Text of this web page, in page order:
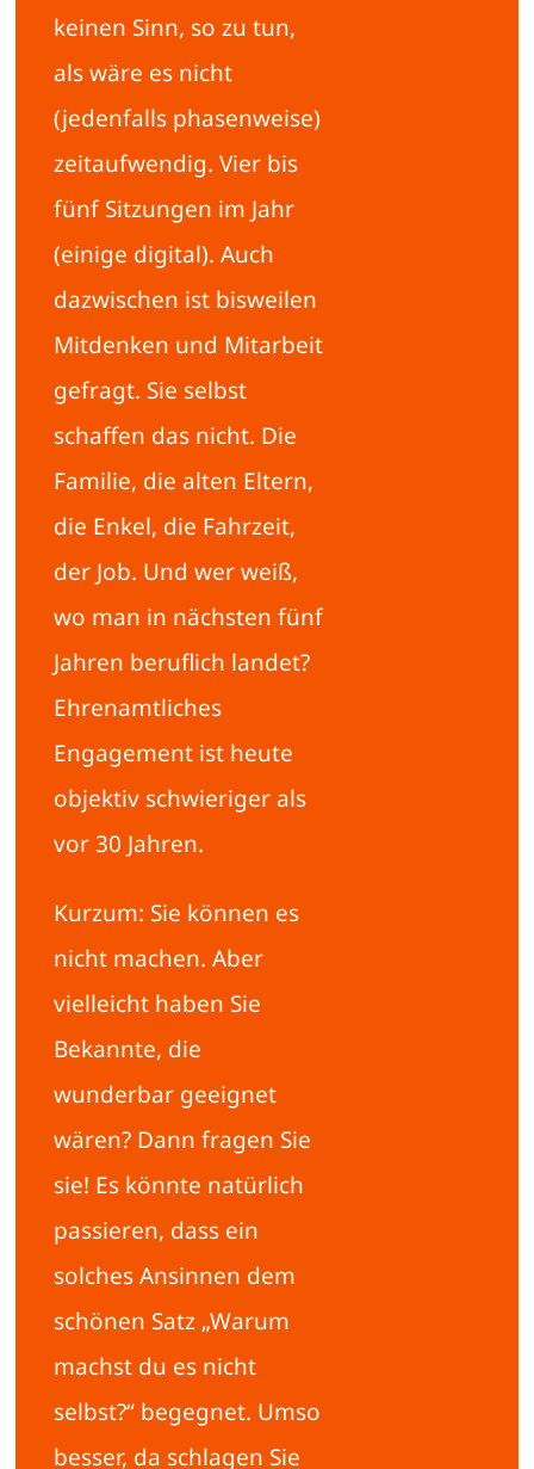
keinen Sinn, so zu tun,
als wäre es nicht
(jedenfalls phasenweise)
zeitaufwendig. Vier bis
fünf Sitzungen im Jahr
(einige digital). Auch
dazwischen ist bisweilen
Mitdenken und Mitarbeit
gefragt. Sie selbst
schaffen das nicht. Die
Familie, die alten Eltern,
die Enkel, die Fahrzeit,
der Job. Und wer weiß,
wo man in nächsten fünf
Jahren beruflich landet?
Ehrenamtliches
Engagement ist heute
objektiv schwieriger als
vor 30 Jahren.
Kurzum: Sie können es
nicht machen. Aber
vielleicht haben Sie
Bekannte, die
wunderbar geeignet
wären? Dann fragen Sie
sie! Es könnte natürlich
passieren, dass ein
solches Ansinnen dem
schönen Satz „Warum
machst du es nicht
selbst?“ begegnet. Umso
besser, da schlagen Sie